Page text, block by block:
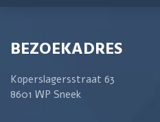
BEZOEKADRES
Koperslagersstraat 63
8601 WP Sneek